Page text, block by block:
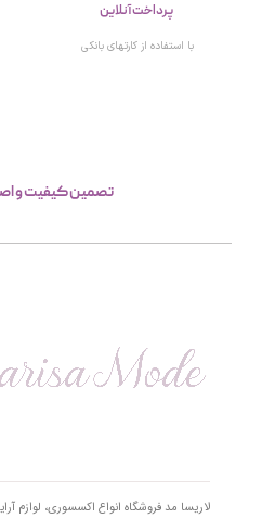
پرداخت آنلاین
با استفاده از کارتهای بانکی
تصمین کیفیت و
لاریسا مد فروشگاه انواع اکسسوری، لوازم